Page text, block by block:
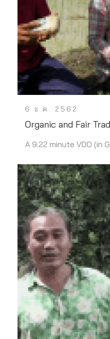
6 ธ.ค. 2562
Organic and Fair
A 9:22 minute VDO (in